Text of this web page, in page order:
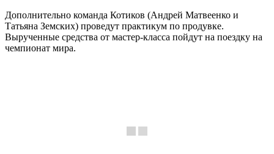
Дополнительно команда Котиков (Андрей Матвеенко и
Татьяна Земских) проведут практикум по продувке.
Вырученные средства от мастер-класса пойдут на поездку на
чемпионат мира.